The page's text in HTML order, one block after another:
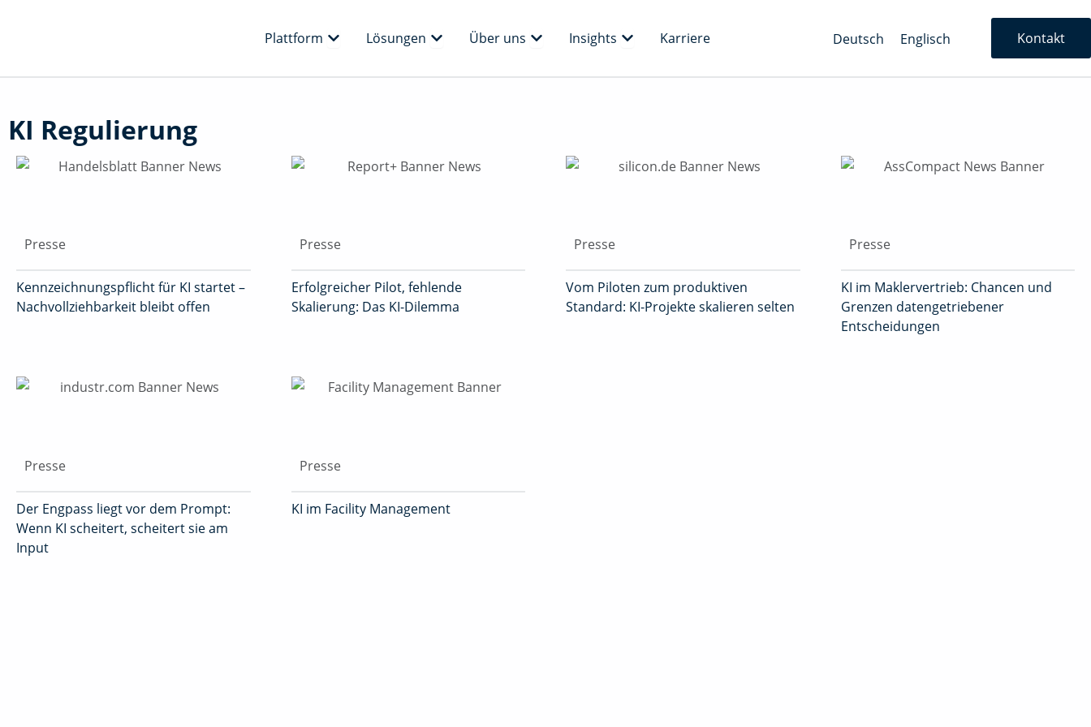
Plattform Öffne Plattform
Lösungen Öffne Lösungen
Über uns Öffne Über uns
Insights Öffne Insights
Karriere Deutsch Englisch Kontakt
KI Regulierung
Presse
Kennzeichnungspflicht für KI startet –
Nachvollziehbarkeit bleibt offen
Presse
Erfolgreicher Pilot, fehlende
Skalierung: Das KI-Dilemma
Presse
Vom Piloten zum produktiven
Standard: KI-Projekte skalieren selten
Presse
KI im Maklervertrieb: Chancen und
Grenzen datengetriebener
Entscheidungen
Presse
Der Engpass liegt vor dem Prompt:
Wenn KI scheitert, scheitert sie am
Input
Presse
KI im Facility Management